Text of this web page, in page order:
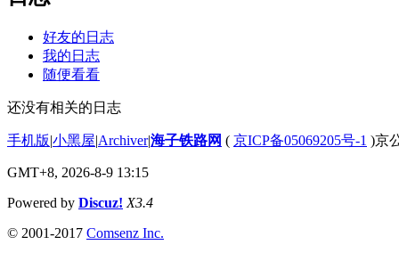
好友的日志
我的日志
随便看看
还没有相关的日志
手机版|小黑屋|Archiver|海子铁路网 ( 京ICP备05069205号-1 )京
GMT+8, 2026-8-9 13:15
Powered by Discuz! X3.4
© 2001-2017 Comsenz Inc.